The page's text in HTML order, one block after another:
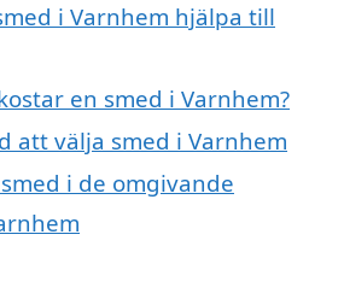
i Varnhem hjälpa till
en smed i Varnhem?
att välja smed i Varnhem
i de omgivande